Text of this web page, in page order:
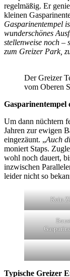
regelmäßig. Er
kleinen
Gasparinentempel
wunderschönes
stellenweise noch –
zum Greizer Park,
Der Greizer
vom Oberen
Gasparinentempel
Um dann nüchtern
Jahren zur ewigen
eingezäunt. „Auch
moniert Staps.
wohl noch dauert,
inzwischen
leider nicht so
Kein
Typische Greizer